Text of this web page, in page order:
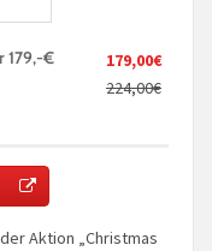
179,00€
224,00€
179,-€
Aktion „Christmas